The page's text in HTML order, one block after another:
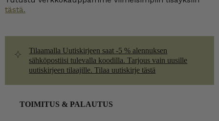
tästä.
Tilaamalla Uutiskirjeen saat -5 % alennuksen
sähköpostiisi tulevalla koodilla. Tarjous vain uusille
uutiskirjeen tilaajille. Tilaa uutiskirje tästä
TOIMITUS & PALAUTUS